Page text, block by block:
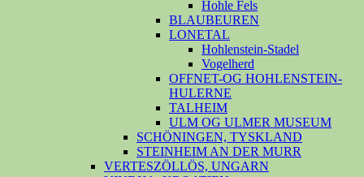
Hohle Fels
BLAUBEUREN
LONETAL
Hohlenstein-Stadel
Vogelherd
OFFNET-OG HOHLENSTEIN-
HULERNE
TALHEIM
ULM OG ULMER MUSEUM
SCHÖNINGEN, TYSKLAND
STEINHEIM AN DER MURR
VERTESZÖLLÖS, UNGARN